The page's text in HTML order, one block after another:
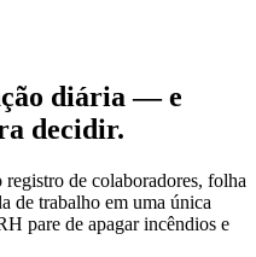
diária — e
decidir.
de colaboradores, folha
de trabalho em uma única
pare de apagar incêndios e